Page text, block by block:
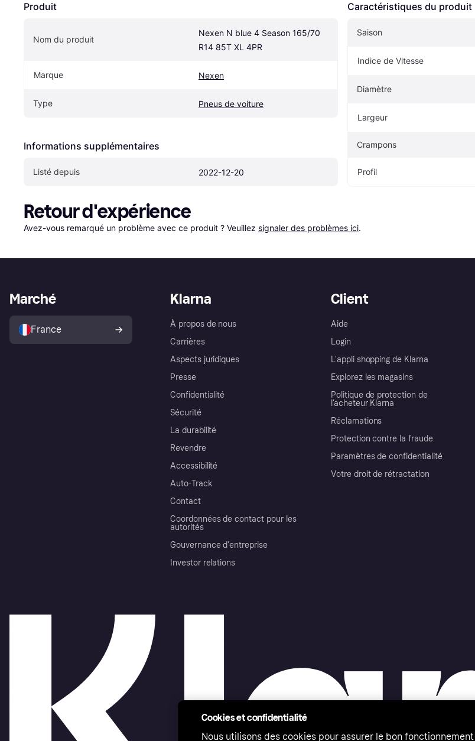
Produit
Nom du produit
Nexen N blue 4 Season 165/70
R14 85T XL 4PR
Marque Nexen
Type Pneus de voiture
Informations supplémentaires
Listé depuis 2022-12-20
Caractéristiques du produit
Saison
Indice de Vitesse
Diamètre
Largeur
Crampons
Profil
Retour d'expérience
Avez-vous remarqué un problème avec ce produit ? Veuillez signaler des problèmes ici.
Klarna
À propos de nous
Carrières
Aspects juridiques
Presse
Confidentialité
Sécurité
La durabilité
Revendre
Accessibilité
Auto-Track
Contact
Coordonnées de contact pour les
autorités
Gouvernance d’entreprise
Investor relations
Client
Aide
Login
L'appli shopping de Klarna
Explorez les magasins
Politique de protection de
l’acheteur Klarna
Réclamations
Protection contre la fraude
Paramètres de confidentialité
Votre droit de rétractation
Marché
France
Cookies et confidentialité
Nous utilisons des cookies pour assurer le bon